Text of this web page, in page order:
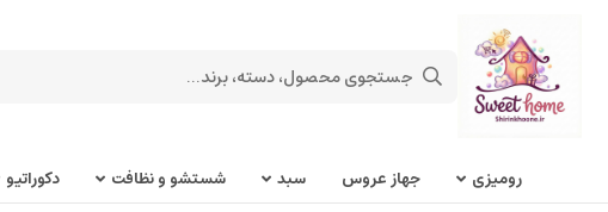
روميزی جهاز عروس سبد شستشو و نظافت دکوراتیو